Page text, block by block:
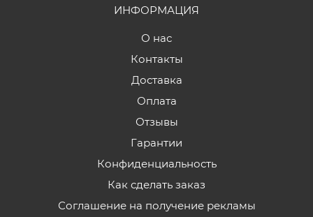
ИНФОРМАЦИЯ
О нас
Контакты
Доставка
Оплата
Отзывы
Гарантии
Конфиденциальность
Как сделать заказ
Соглашение на получение рекламы